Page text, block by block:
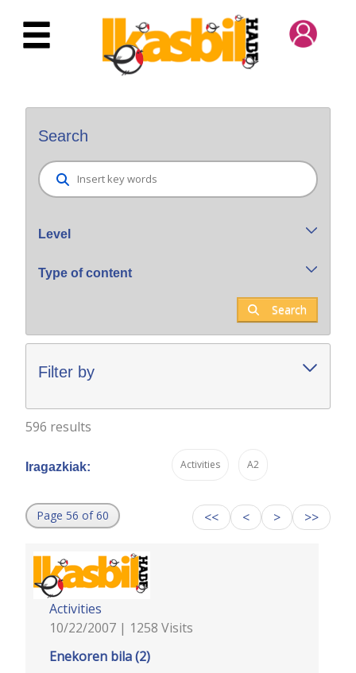
Skip to Main Content
Search
Level
Type of content
Search
Filter by
596 results
Iragazkiak: Activities A2
Page 56 of 60 << < > >>
Activities
10/22/2007 | 1258 Visits
Enekoren bila (2)